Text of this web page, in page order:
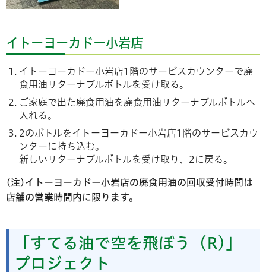
イトーヨーカドー小岩店
イトーヨーカドー小岩店1階のサービスカウンターで廃
食用油リターナブルボトルを受け取る。
ご家庭で出た廃食用油を廃食用油リターナブルボトルへ
入れる。
2のボトルをイトーヨーカドー小岩店1階のサービスカウ
ンターに持ち込む。
新しいリターナブルボトルを受け取り、2に戻る。
(注)イトーヨーカドー小岩店の廃食用油の回収受付時間は
店舗の営業時間内に限ります。
「すてる油で空を飛ぼう（R)」
プロジェクト